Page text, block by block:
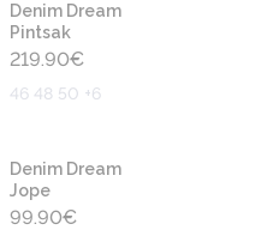
Denim Dream
Pintsak
219.90€
46 48 50 +6
Denim Dream
Jope
99.90€